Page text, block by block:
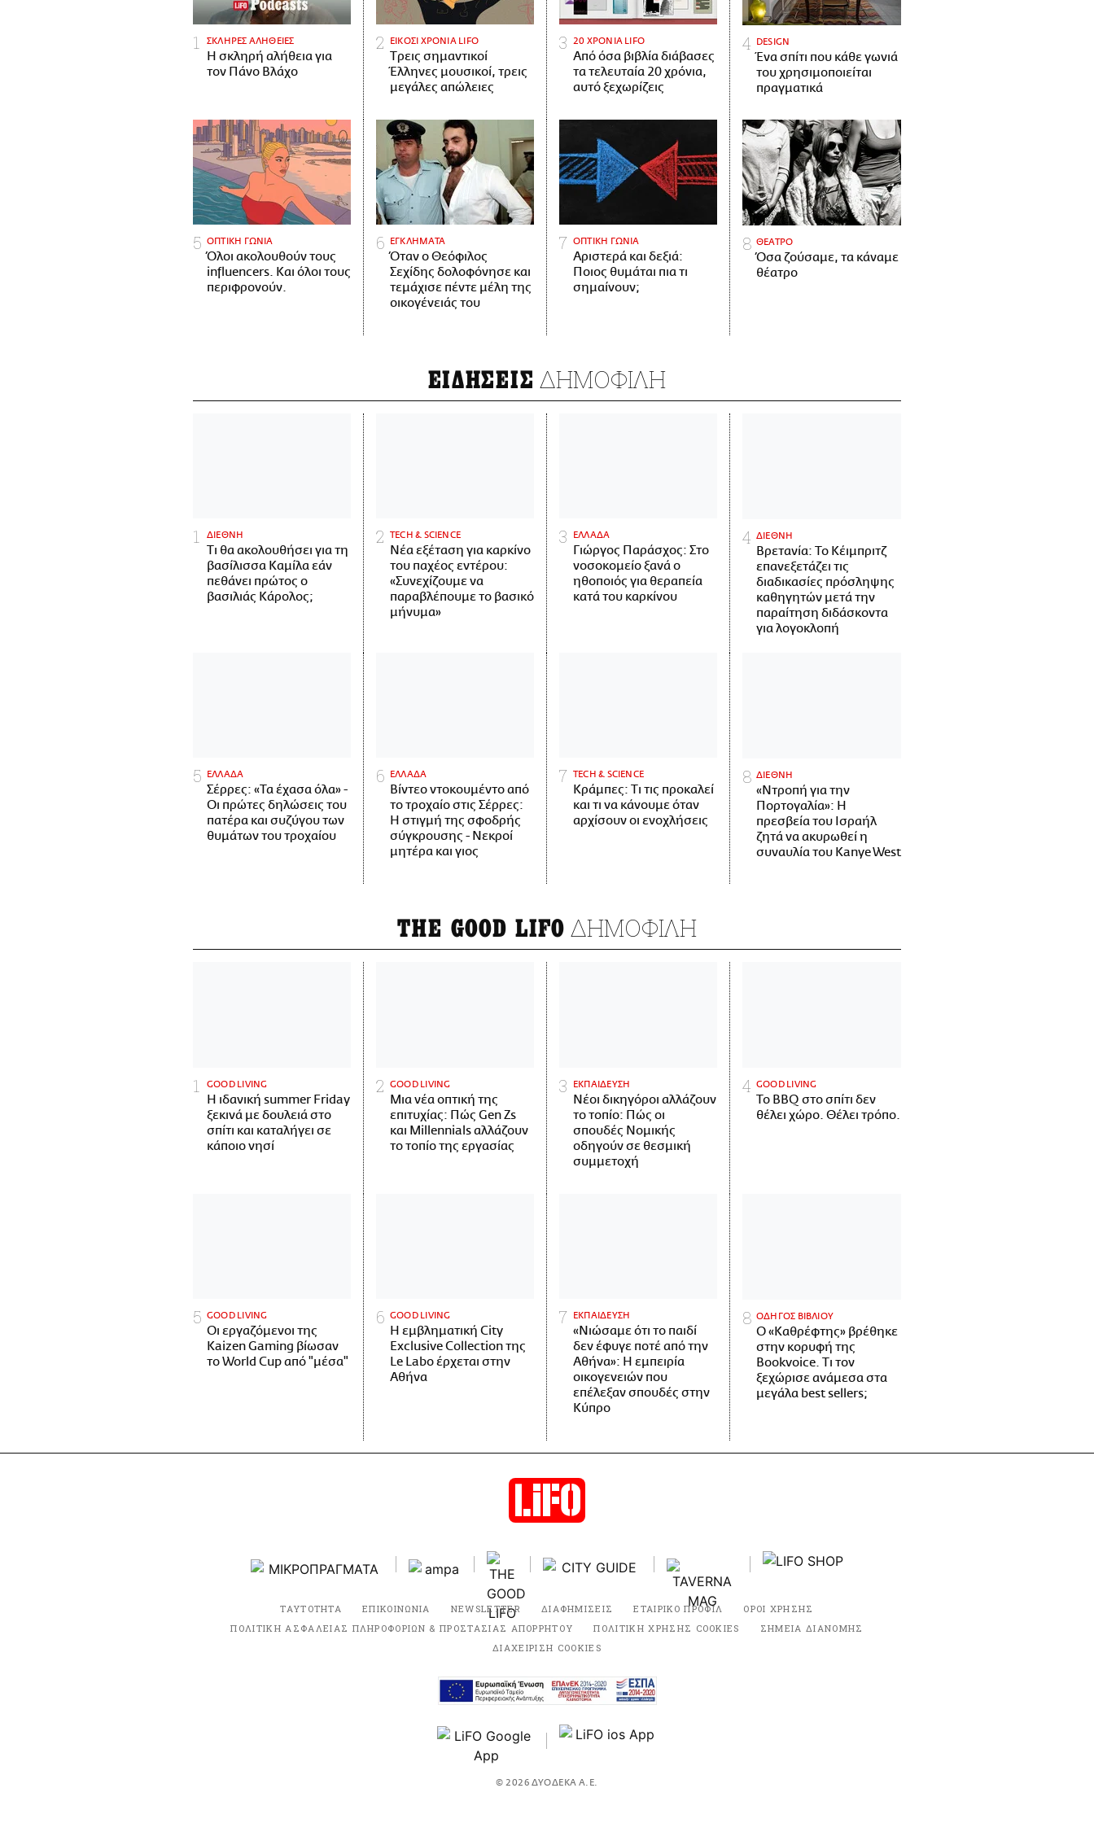
ΣΚΛΗΡΕΣ ΑΛΗΘΕΙΕΣ
H σκληρή αλήθεια για
τον Πάνο Βλάχο
ΕΙΚΟΣΙ ΧΡΟΝΙΑ LIFO
Tρεις σημαντικοί
Έλληνες μουσικοί, τρεις
μεγάλες απώλειες
20 ΧΡΟΝΙΑ LIFO
Από όσα βιβλία διάβασες
τα τελευταία 20 χρόνια,
αυτό ξεχωρίζεις
DESIGN
Ένα σπίτι που κάθε γωνιά
του χρησιμοποιείται
πραγματικά
ΟΠΤΙΚΗ ΓΩΝΙΑ
Όλοι ακολουθούν τους
influencers. Και όλοι τους
περιφρονούν.
ΕΓΚΛΗΜΑΤΑ
Όταν ο Θεόφιλος
Σεχίδης δολοφόνησε και
τεμάχισε πέντε μέλη της
οικογένειάς του
ΟΠΤΙΚΗ ΓΩΝΙΑ
Αριστερά και δεξιά:
Ποιος θυμάται πια τι
σημαίνουν;
ΘΕΑΤΡΟ
Όσα ζούσαμε, τα κάναμε
θέατρο
ΕΙΔΗΣΕΙΣ ΔΗΜΟΦΙΛΗ
ΔΙΕΘΝΗ
Τι θα ακολουθήσει για τη
βασίλισσα Καμίλα εάν
πεθάνει πρώτος ο
βασιλιάς Κάρολος;
ΤECH & SCIENCE
Νέα εξέταση για καρκίνο
του παχέος εντέρου:
«Συνεχίζουμε να
παραβλέπουμε το βασικό
μήνυμα»
ΕΛΛΑΔΑ
Γιώργος Παράσχος: Στο
νοσοκομείο ξανά ο
ηθοποιός για θεραπεία
κατά του καρκίνου
ΔΙΕΘΝΗ
Βρετανία: Το Κέιμπριτζ
επανεξετάζει τις
διαδικασίες πρόσληψης
καθηγητών μετά την
παραίτηση διδάσκοντα
για λογοκλοπή
ΕΛΛΑΔΑ
Σέρρες: «Τα έχασα όλα» -
Οι πρώτες δηλώσεις του
πατέρα και συζύγου των
θυμάτων του τροχαίου
ΕΛΛΑΔΑ
Βίντεο ντοκουμέντο από
το τροχαίο στις Σέρρες:
Η στιγμή της σφοδρής
σύγκρουσης - Νεκροί
μητέρα και γιος
ΤECH & SCIENCE
Κράμπες: Τι τις προκαλεί
και τι να κάνουμε όταν
αρχίσουν οι ενοχλήσεις
ΔΙΕΘΝΗ
«Ντροπή για την
Πορτογαλία»: Η
πρεσβεία του Ισραήλ
ζητά να ακυρωθεί η
συναυλία του Kanye West
THE GOOD LIFO ΔΗΜΟΦΙΛΗ
GOOD LIVING
Η ιδανική summer Friday
ξεκινά με δουλειά στο
σπίτι και καταλήγει σε
κάποιο νησί
GOOD LIVING
Μια νέα οπτική της
επιτυχίας: Πώς Gen Zs
και Millennials αλλάζουν
το τοπίο της εργασίας
ΕΚΠΑΙΔΕΥΣΗ
Νέοι δικηγόροι αλλάζουν
το τοπίο: Πώς οι
σπουδές Νομικής
οδηγούν σε θεσμική
συμμετοχή
GOOD LIVING
Το BBQ στο σπίτι δεν
θέλει χώρο. Θέλει τρόπο.
GOOD LIVING
Οι εργαζόμενοι της
Kaizen Gaming βίωσαν
το World Cup από "μέσα"
GOOD LIVING
Η εμβληματική City
Exclusive Collection της
Le Labo έρχεται στην
Αθήνα
ΕΚΠΑΙΔΕΥΣΗ
«Νιώσαμε ότι το παιδί
δεν έφυγε ποτέ από την
Αθήνα»: Η εμπειρία
οικογενειών που
επέλεξαν σπουδές στην
Κύπρο
ΟΔΗΓΟΣ ΒΙΒΛΙΟΥ
Ο «Καθρέφτης» βρέθηκε
στην κορυφή της
Bookvoice. Τι τον
ξεχώρισε ανάμεσα στα
μεγάλα best sellers;
ΤΑΥΤΟΤΗΤΑ ΕΠΙΚΟΙΝΩΝΙΑ NEWSLETTER ΔΙΑΦΗΜΙΣΕΙΣ ΕΤΑΙΡΙΚΟ ΠΡΟΦΙΛ
ΟΡΟΙ ΧΡΗΣΗΣ
ΠΟΛΙΤΙΚΗ ΑΣΦΑΛΕΙΑΣ ΠΛΗΡΟΦΟΡΙΩΝ & ΠΡΟΣΤΑΣΙΑΣ ΑΠΟΡΡΗΤΟΥ
ΠΟΛΙΤΙΚΗ ΧΡΗΣΗΣ COOKIES
ΣΗΜΕΙΑ ΔΙΑΝΟΜΗΣ
ΔΙΑΧΕΙΡΙΣΗ COOKIES
© 2026 ΔΥΟΔΕΚΑ Α.Ε.